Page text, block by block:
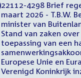
22112-4298 Brief
maart 2026 - T.B.W.
minister van
Stand van zaken
toepassing van een
Europese Unie en
Verenigd Koninkrijk